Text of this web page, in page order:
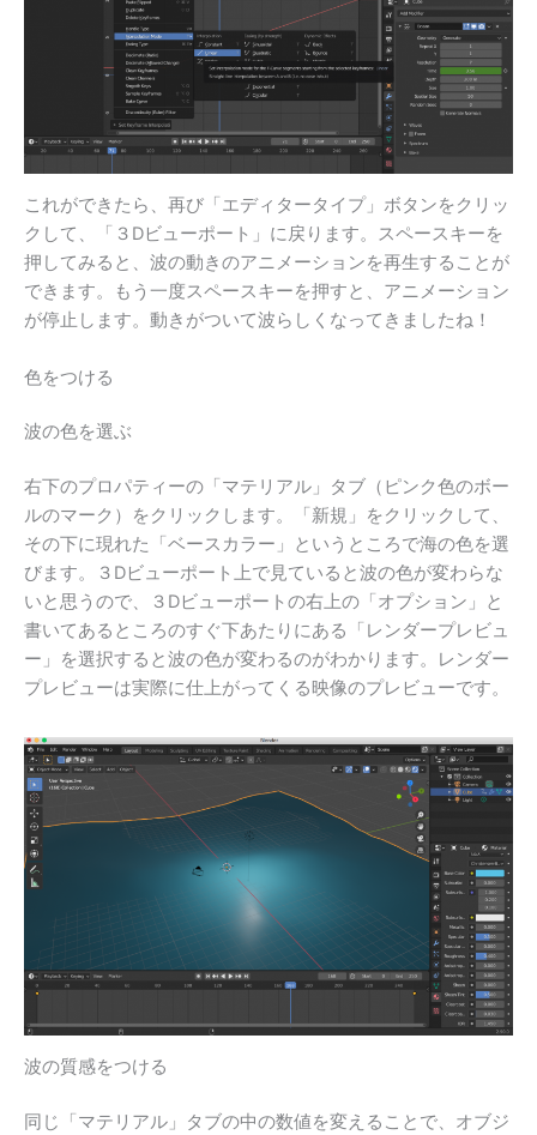
これができたら、再び「エディタータイプ」ボタンをクリッ
クして、「３Dビューポート」に戻ります。スペースキーを
押してみると、波の動きのアニメーションを再生することが
できます。もう一度スペースキーを押すと、アニメーション
が停止します。動きがついて波らしくなってきましたね！
色をつける
波の色を選ぶ
右下のプロパティーの「マテリアル」タブ（ピンク色のボー
ルのマーク）をクリックします。「新規」をクリックして、
その下に現れた「ベースカラー」というところで海の色を選
びます。３Dビューポート上で見ていると波の色が変わらな
いと思うので、３Dビューポートの右上の「オプション」と
書いてあるところのすぐ下あたりにある「レンダープレビュ
ー」を選択すると波の色が変わるのがわかります。レンダー
プレビューは実際に仕上がってくる映像のプレビューです。
波の質感をつける
同じ「マテリアル」タブの中の数値を変えることで、オブジ